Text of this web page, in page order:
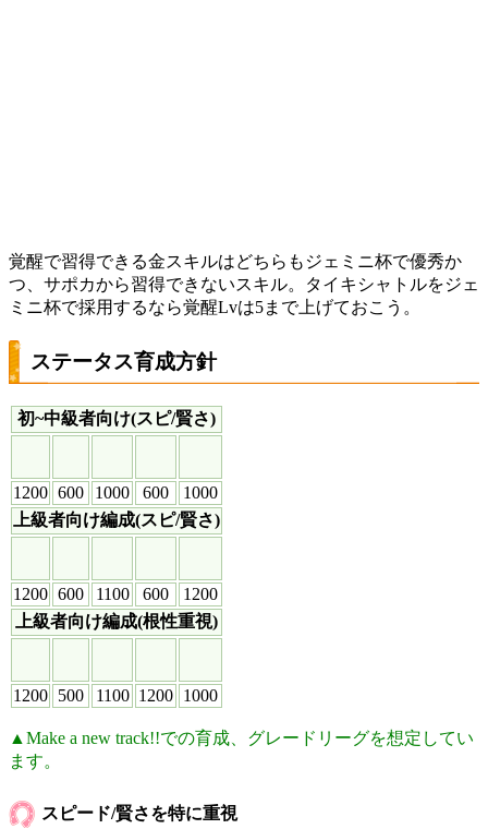
覚醒で習得できる金スキルはどちらもジェミニ杯で優秀か
つ、サポカから習得できないスキル。タイキシャトルをジェ
ミニ杯で採用するなら覚醒Lvは5まで上げておこう。
ステータス育成方針
初~中級者向け(スピ/賢さ)
1200 600 1000 600
1000
上級者向け編成(スピ/賢さ)
1200 600 1100 600
1200
上級者向け編成(根性重視)
1200 500 1100 1200 1000
▲Make a new track!!での育成、グレードリーグを想定してい
ます。
スピード/賢さを特に重視